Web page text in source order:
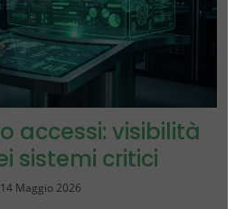
accessi: visibilità
sistemi critici
14 Maggio 2026